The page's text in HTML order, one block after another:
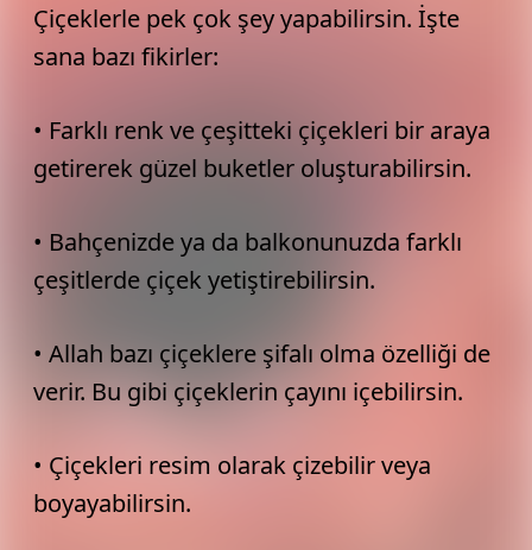
Çiçeklerle pek çok şey yapabilirsin. İşte
sana bazı fikirler:
• Farklı renk ve çeşitteki çiçekleri bir araya
getirerek güzel buketler oluşturabilirsin.
• Bahçenizde ya da balkonunuzda farklı
çeşitlerde çiçek yetiştirebilirsin.
• Allah bazı çiçeklere şifalı olma özelliği de
verir. Bu gibi çiçeklerin çayını içebilirsin.
• Çiçekleri resim olarak çizebilir veya
boyayabilirsin.